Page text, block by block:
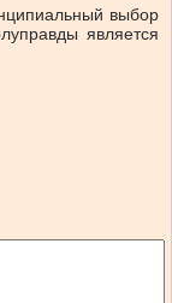
выбор
является